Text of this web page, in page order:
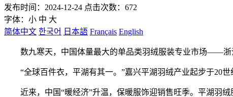
发布时间：2024-12-24 点击次数：672
字体： 小 中 大
简体中文 한국어 日本語 Français English
数九寒天，中国体量最大的单品类羽绒服装专业市场——浙江
“全球百件衣，平湖有其一。”嘉兴平湖羽绒产业起步于20世
近来，中国“暖经济”升温，保暖服饰迎销售旺季。平湖羽绒